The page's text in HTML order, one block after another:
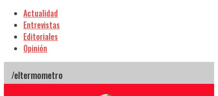
Actualidad
Entrevistas
Editoriales
Opinión